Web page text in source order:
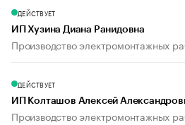
ДЕЙСТВУЕТ
ИП Хузина Диана Ранидовна
Производство электромонтажных
ДЕЙСТВУЕТ
ИП Колташов Алексей
Производство электромонтажных